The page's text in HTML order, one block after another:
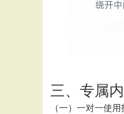
三、专属内
（一）一对一使